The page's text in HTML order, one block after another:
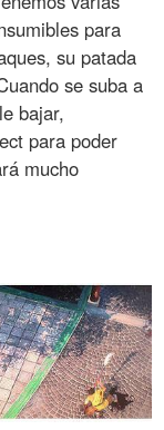
para
su patada
se suba a
bajar,
para poder
mucho